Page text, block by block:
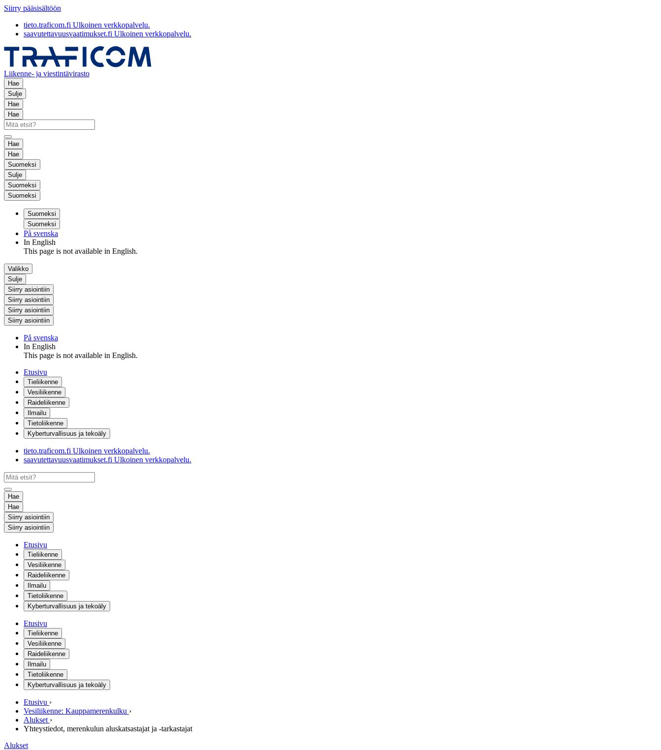
Siirry pääsisältöön
tieto.traficom.fi Ulkoinen verkkopalvelu.
saavutettavuusvaatimukset.fi Ulkoinen verkkopalvelu.
Liikenne- ja viestintävirasto
Hae
Sulje
Hae
Hae
Hae
Hae
Suomeksi
Sulje
Suomeksi
Suomeksi
Suomeksi
Suomeksi
På svenska
In English
This page is not available in English.
Valikko
Sulje
Siirry asiointiin
Siirry asiointiin
Siirry asiointiin
Siirry asiointiin
På svenska
In English
This page is not available in English.
Etusivu
Tieliikenne
Vesiliikenne
Raideliikenne
Ilmailu
Tietoliikenne
Kyberturvallisuus ja tekoäly
tieto.traficom.fi Ulkoinen verkkopalvelu.
saavutettavuusvaatimukset.fi Ulkoinen verkkopalvelu.
Hae
Hae
Siirry asiointiin
Siirry asiointiin
Etusivu
Tieliikenne
Vesiliikenne
Raideliikenne
Ilmailu
Tietoliikenne
Kyberturvallisuus ja tekoäly
Etusivu
Tieliikenne
Vesiliikenne
Raideliikenne
Ilmailu
Tietoliikenne
Kyberturvallisuus ja tekoäly
Etusivu ›
Vesiliikenne: Kauppamerenkulku ›
Alukset ›
Yhteystiedot, merenkulun aluskatsastajat ja -tarkastajat
Alukset